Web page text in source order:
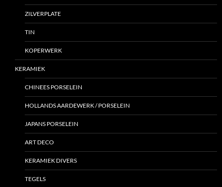
ZILVERPLATE
TIN
KOPERWERK
KERAMIEK
CHINEES PORSELEIN
HOLLANDS AARDEWERK / PORSELEIN
JAPANS PORSELEIN
ART DECO
KERAMIEK DIVERS
TEGELS